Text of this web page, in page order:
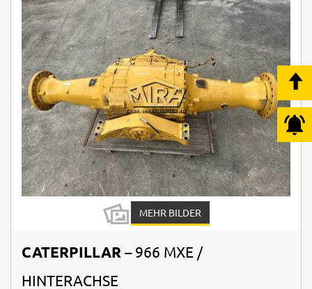
MEHR BILDER
CATERPILLAR – 966 MXE /
HINTERACHSE